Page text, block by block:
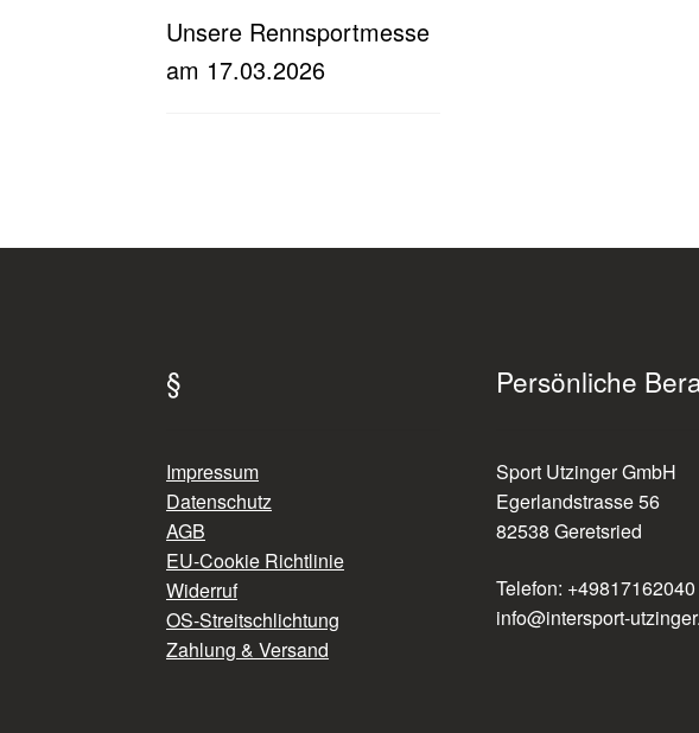
Unsere Rennsportmesse
am 17.03.2026
§
Impressum
Datenschutz
AGB
EU-Cookie Richtlinie
Widerruf
OS-Streitschlichtung
Zahlung & Versand
Persönliche
Sport Utzinger GmbH
Egerlandstrasse 56
82538 Geretsried
Telefon: +49817162040
info@intersport-